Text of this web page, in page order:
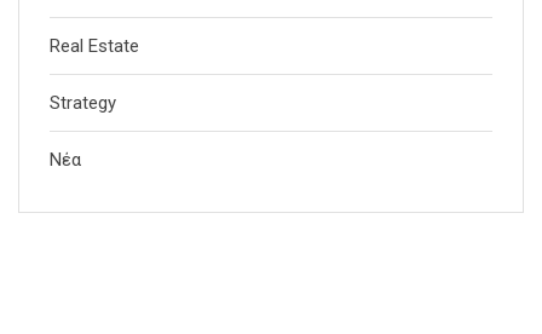
Real Estate
Strategy
Νέα